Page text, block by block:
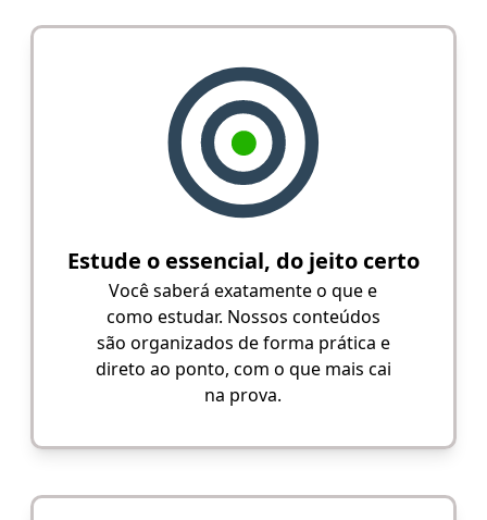
Estude o essencial, do jeito certo
Você saberá exatamente o que e
como estudar. Nossos conteúdos
são organizados de forma prática e
direto ao ponto, com o que mais cai
na prova.